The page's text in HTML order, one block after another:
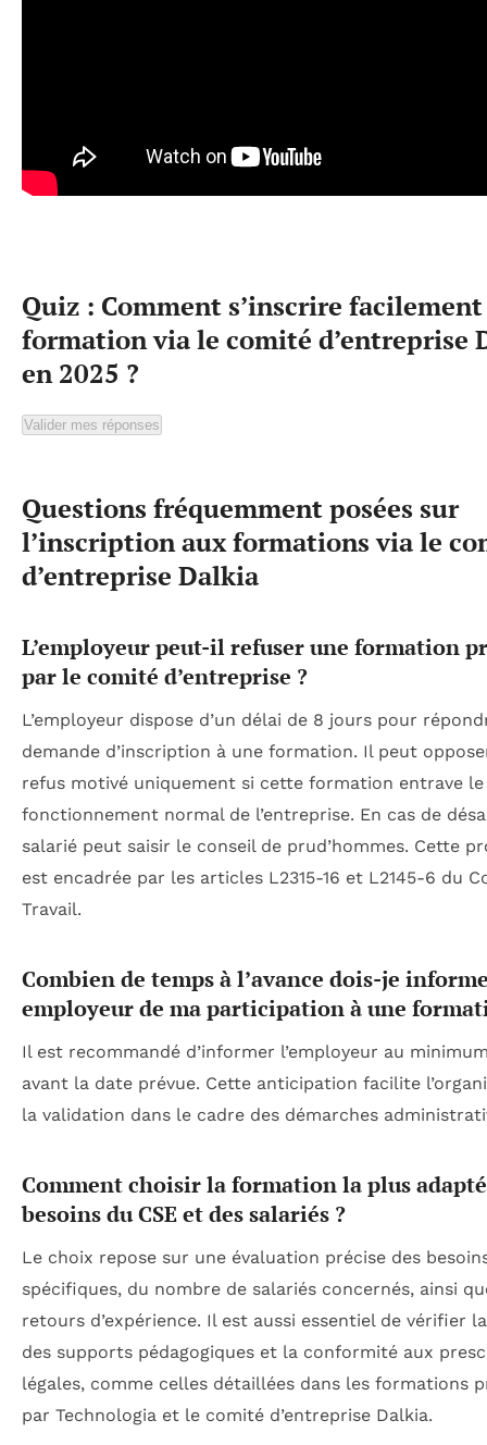
Quiz : Comment s’inscrire
formation via le comité d’entreprise
en 2025 ?
Valider mes réponses
Questions fréquemment posées sur
l’inscription aux formations via le
d’entreprise Dalkia
L’employeur peut-il refuser une formation
par le comité d’entreprise ?
L’employeur dispose d’un délai de 8 jours pour
demande d’inscription à une formation. Il peut
refus motivé uniquement si cette formation entrave le
fonctionnement normal de l’entreprise. En cas de
salarié peut saisir le conseil de prud’hommes. Cette
est encadrée par les articles L2315-16 et L2145-6 du
Travail.
Combien de temps à l’avance dois-je
employeur de ma participation à une
Il est recommandé d’informer l’employeur au
avant la date prévue. Cette anticipation facilite
la validation dans le cadre des démarches
Comment choisir la formation la plus
besoins du CSE et des salariés ?
Le choix repose sur une évaluation précise des
spécifiques, du nombre de salariés concernés, ainsi
retours d’expérience. Il est aussi essentiel de vérifier
des supports pédagogiques et la conformité aux
légales, comme celles détaillées dans les formations
par Technologia et le comité d’entreprise Dalkia.